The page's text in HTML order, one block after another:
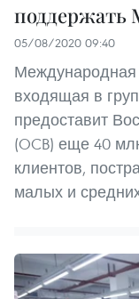
поддержать
05/08/2020 09:40
Международная
входящая в
предоставит
(OCB) еще 40
клиентов,
малых и